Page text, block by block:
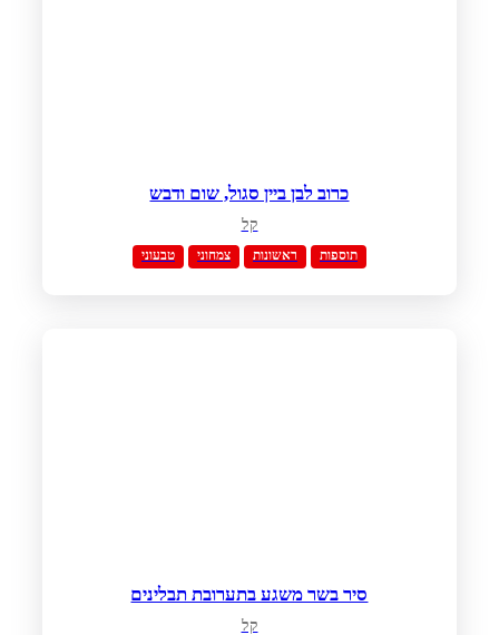
כרוב לבן ביין סגול, שום ודבש
קל
טבעוני צמחוני ראשונות תוספות
סיר בשר משגע בתערובת תבלינים
קל